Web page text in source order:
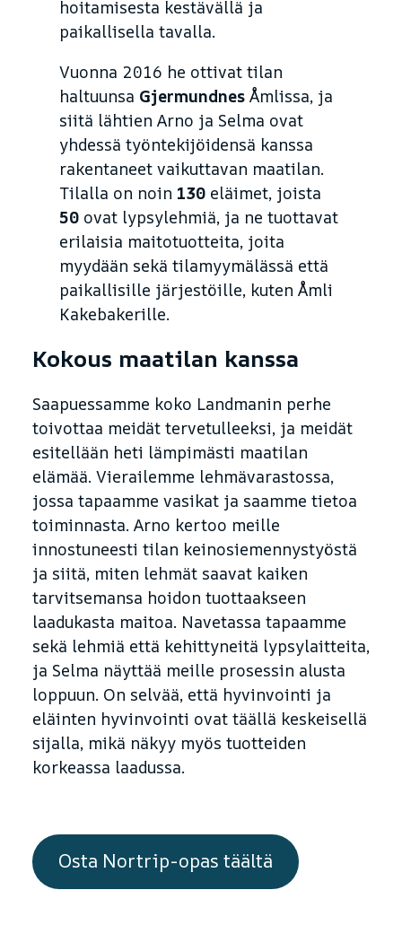
hoitamisesta kestävällä ja
paikallisella tavalla.
Vuonna 2016 he ottivat tilan
haltuunsa Gjermundnes Åmlissa, ja
siitä lähtien Arno ja Selma ovat
yhdessä työntekijöidensä kanssa
rakentaneet vaikuttavan maatilan.
Tilalla on noin 130 eläimet, joista
50 ovat lypsylehmiä, ja ne tuottavat
erilaisia maitotuotteita, joita
myydään sekä tilamyymälässä että
paikallisille järjestöille, kuten Åmli
Kakebakerille.
Kokous maatilan kanssa
Saapuessamme koko Landmanin perhe
toivottaa meidät tervetulleeksi, ja meidät
esitellään heti lämpimästi maatilan
elämää. Vierailemme lehmävarastossa,
jossa tapaamme vasikat ja saamme tietoa
toiminnasta. Arno kertoo meille
innostuneesti tilan keinosiemennystyöstä
ja siitä, miten lehmät saavat kaiken
tarvitsemansa hoidon tuottaakseen
laadukasta maitoa. Navetassa tapaamme
sekä lehmiä että kehittyneitä lypsylaitteita,
ja Selma näyttää meille prosessin alusta
loppuun. On selvää, että hyvinvointi ja
eläinten hyvinvointi ovat täällä keskeisellä
sijalla, mikä näkyy myös tuotteiden
korkeassa laadussa.
Osta Nortrip-opas täältä